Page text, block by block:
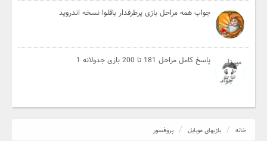
جواب همه مراحل بازی پرطرفدار باقلوا نسخه اندروید
پاسخ کامل مراحل 181 تا 200 بازی جدولانه 1
خانه بازیهای موبایل پروفسور